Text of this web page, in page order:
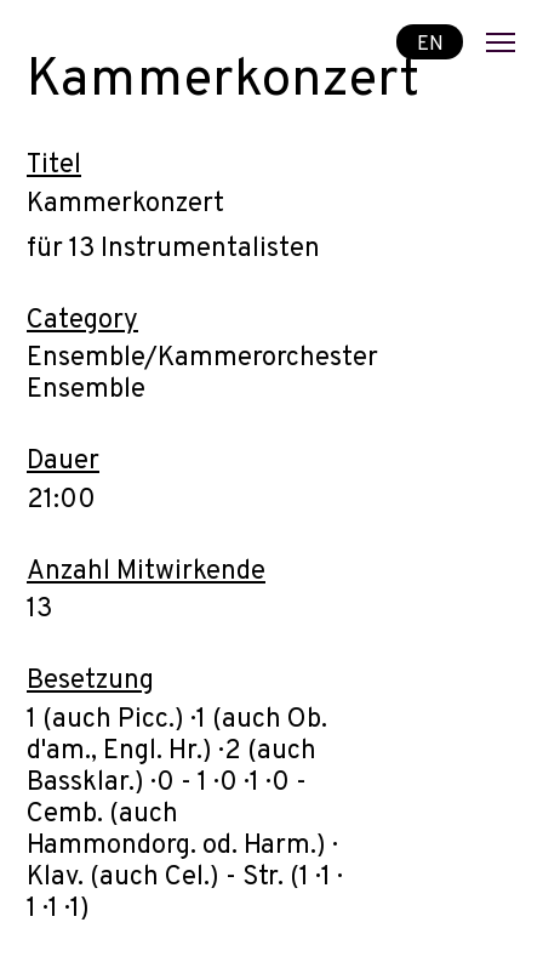
EN
Kammerkonzert
Titel
Kammerkonzert
für 13 Instrumentalisten
Category
Ensemble/Kammerorchester
Ensemble
Dauer
21:00
Anzahl Mitwirkende
13
Besetzung
1 (auch Picc.) · 1 (auch Ob.
d'am., Engl. Hr.) · 2 (auch
Bassklar.) · 0 - 1 · 0 · 1 · 0 -
Cemb. (auch
Hammondorg. od. Harm.) ·
Klav. (auch Cel.) - Str. (1 · 1 ·
1 · 1 · 1)